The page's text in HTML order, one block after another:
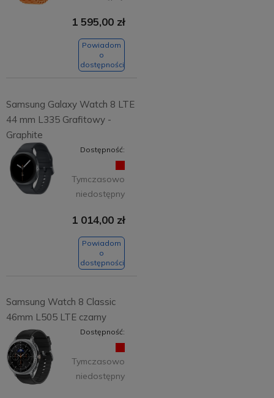
1 595,00 zł
Powiadom
o
dostępności
Samsung Galaxy Watch 8 LTE
44 mm L335 Grafitowy -
Graphite
Dostępność:
Tymczasowo
niedostępny
1 014,00 zł
Powiadom
o
dostępności
Samsung Watch 8 Classic
46mm L505 LTE czarny
Dostępność:
Tymczasowo
niedostępny